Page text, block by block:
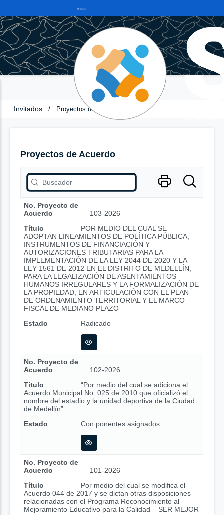
Invitados / Proyectos de Acuerdo
Proyectos de Acuerdo
No. Proyecto de
Acuerdo
103-2026
Título
POR MEDIO DEL CUAL SE
ADOPTAN LINEAMIENTOS DE POLÍTICA PÚBLICA,
INSTRUMENTOS DE FINANCIACIÓN Y
AUTORIZACIONES TRIBUTARIAS PARA LA
IMPLEMENTACIÓN DE LA LEY 2044 DE 2020 Y LA
LEY 1561 DE 2012 EN EL DISTRITO DE MEDELLÍN,
PARA LA LEGALIZACIÓN DE ASENTAMIENTOS
HUMANOS IRREGULARES Y LA FORMALIZACIÓN DE
LA PROPIEDAD, EN ARTICULACIÓN CON EL PLAN
DE ORDENAMIENTO TERRITORIAL Y EL MARCO
FISCAL DE MEDIANO PLAZO
Estado
Radicado
No. Proyecto de
Acuerdo
102-2026
Título
“Por medio del cual se adiciona el
Acuerdo Municipal No. 025 de 2010 que oficializó el
nombre del estadio y la unidad deportiva de la Ciudad
de Medellín”
Estado
Con ponentes asignados
No. Proyecto de
Acuerdo
101-2026
Título
Por medio del cual se modifica el
Acuerdo 044 de 2017 y se dictan otras disposiciones
relacionadas con el Programa Reconocimiento al
Mejoramiento Educativo para la Calidad – SER MEJOR